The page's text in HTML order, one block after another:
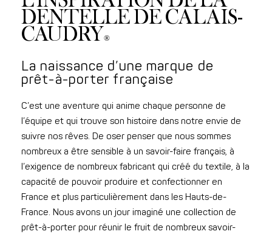
DENTELLE DE CALAIS-
CAUDRY ®
La naissance d’une marque de
prêt-à-porter française
C’est une aventure qui anime chaque personne de
l’équipe et qui trouve son histoire dans notre envie de
suivre nos rêves. De oser penser que nous sommes
nombreux a être sensible à un savoir-faire français, à
l’exigence de nombreux fabricant qui créé du textile, à la
capacité de pouvoir produire et confectionner en
France et plus particulièrement dans les Hauts-de-
France. Nous avons un jour imaginé une collection de
prêt-à-porter pour réunir le fruit de nombreux savoir-